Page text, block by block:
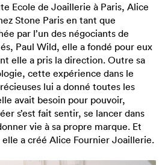
Ecole de Joaillerie à Paris, Alice
Stone Paris en tant que
par l’un des négociants de
Paul Wild, elle a fondé pour eux
elle a pris la direction. Outre sa
cette expérience dans le
lui a donné toutes les
avait besoin pour pouvoir,
s’est fait sentir, se lancer dans
vie à sa propre marque. Et
elle a créé Alice Fournier Joaillerie.